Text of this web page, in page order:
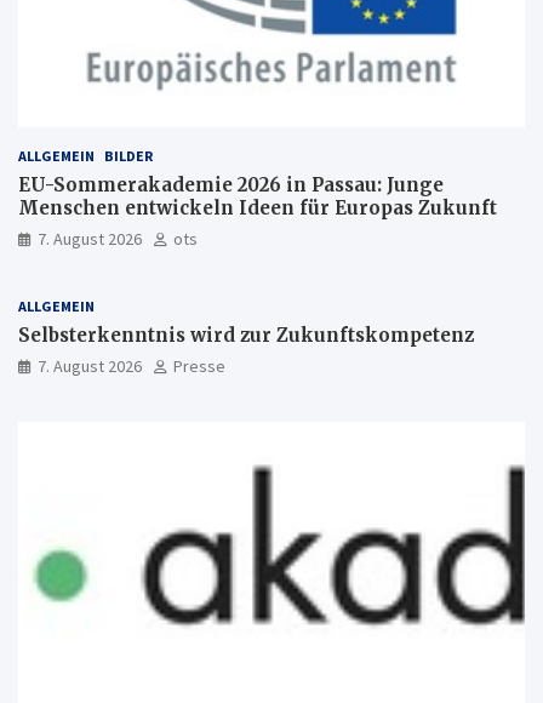
ALLGEMEIN BILDER
EU-Sommerakademie 2026 in Passau: Junge
Menschen entwickeln Ideen für Europas Zukunft
7. August 2026 ots
ALLGEMEIN
Selbsterkenntnis wird zur Zukunftskompetenz
7. August 2026 Presse